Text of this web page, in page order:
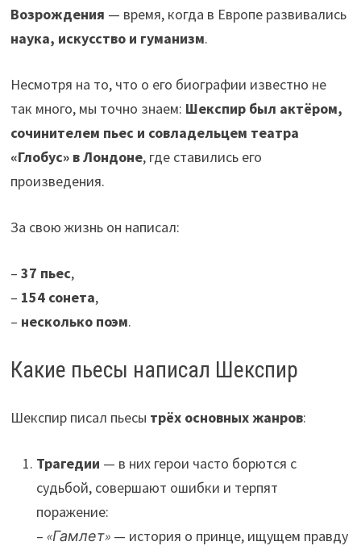
Возрождения — время, когда в Европе развивались
наука, искусство и гуманизм.
Несмотря на то, что о его биографии известно не
так много, мы точно знаем: Шекспир был актёром,
сочинителем пьес и совладельцем театра
«Глобус» в Лондоне, где ставились его
произведения.
За свою жизнь он написал:
– 37 пьес,
– 154 сонета,
– несколько поэм.
Какие пьесы написал Шекспир
Шекспир писал пьесы трёх основных жанров:
Трагедии — в них герои часто борются с
судьбой, совершают ошибки и терпят
поражение:
– «Гамлет»— история о принце, ищущем правду